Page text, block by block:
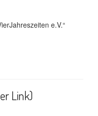
e.V.“
Link)